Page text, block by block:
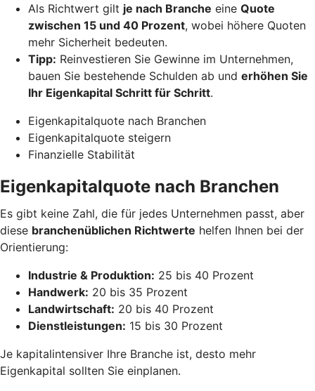
Als Richtwert gilt je nach Branche eine Quote
zwischen 15 und 40 Prozent, wobei höhere Quoten
mehr Sicherheit bedeuten.
Tipp: Reinvestieren Sie Gewinne im Unternehmen,
bauen Sie bestehende Schulden ab und erhöhen Sie
Ihr Eigenkapital Schritt für Schritt.
Eigenkapitalquote nach Branchen
Eigenkapitalquote steigern
Finanzielle Stabilität
Eigenkapitalquote nach Branchen
Es gibt keine Zahl, die für jedes Unternehmen passt, aber
diese branchenüblichen Richtwerte helfen Ihnen bei der
Orientierung:
Industrie & Produktion: 25 bis 40 Prozent
Handwerk: 20 bis 35 Prozent
Landwirtschaft: 20 bis 40 Prozent
Dienstleistungen: 15 bis 30 Prozent
Je kapitalintensiver Ihre Branche ist, desto mehr
Eigenkapital sollten Sie einplanen.